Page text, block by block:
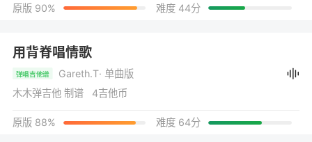
原版 90% 难度 44分
用背脊唱情歌
弹唱吉他谱 Gareth.T· 单曲版
木木弹吉他 制谱 4吉他币
原版 88% 难度 64分